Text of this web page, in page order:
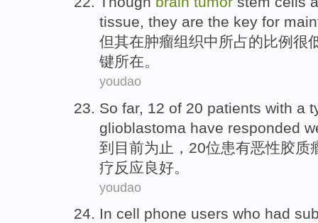
tissue, they are the key for
但其在肿瘤组织中所占的比例 很
键所在。
youdao
So far, 12 of 20 patients with a
glioblastoma have responded
到目前为止 ， 20位患有恶性胶质
疗反应良好。
youdao
In cell phone users who had